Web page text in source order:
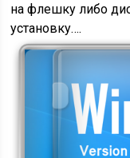
на флешку либо
установку….